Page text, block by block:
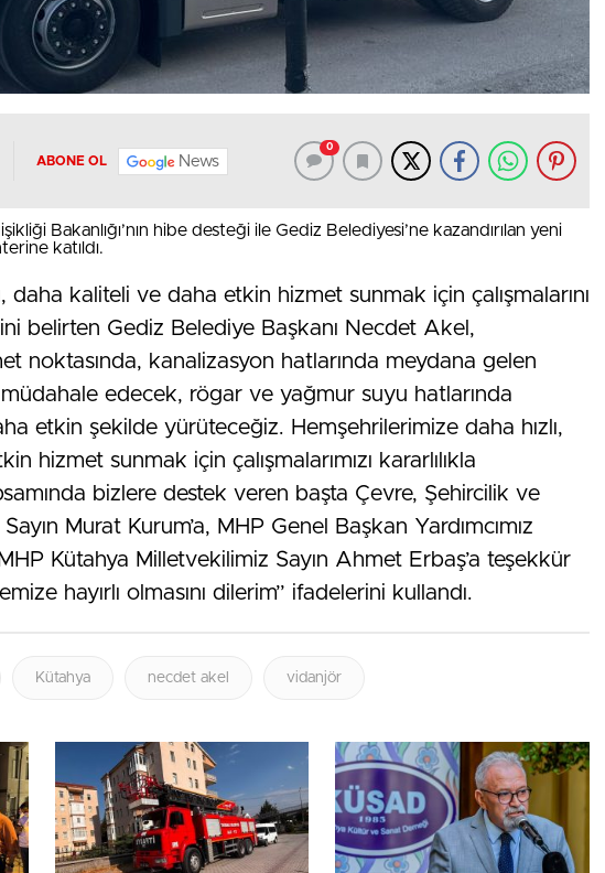
ABONE OL News
0
Bakanlığı’nın hibe desteği ile Gediz Belediyesi’ne kazandırılan yeni
katıldı.
daha kaliteli ve daha etkin hizmet sunmak için çalışmalarını
belirten Gediz Belediye Başkanı Necdet Akel,
noktasında, kanalizasyon hatlarında meydana gelen
müdahale edecek, rögar ve yağmur suyu hatlarında
etkin şekilde yürüteceğiz. Hemşehrilerimize daha hızlı,
hizmet sunmak için çalışmalarımızı kararlılıkla
bizlere destek veren başta Çevre, Şehircilik ve
Murat Kurum’a, MHP Genel Başkan Yardımcımız
Kütahya Milletvekilimiz Sayın Ahmet Erbaş’a teşekkür
hayırlı olmasını dilerim” ifadelerini kullandı.
Kütahya necdet akel vidanjör